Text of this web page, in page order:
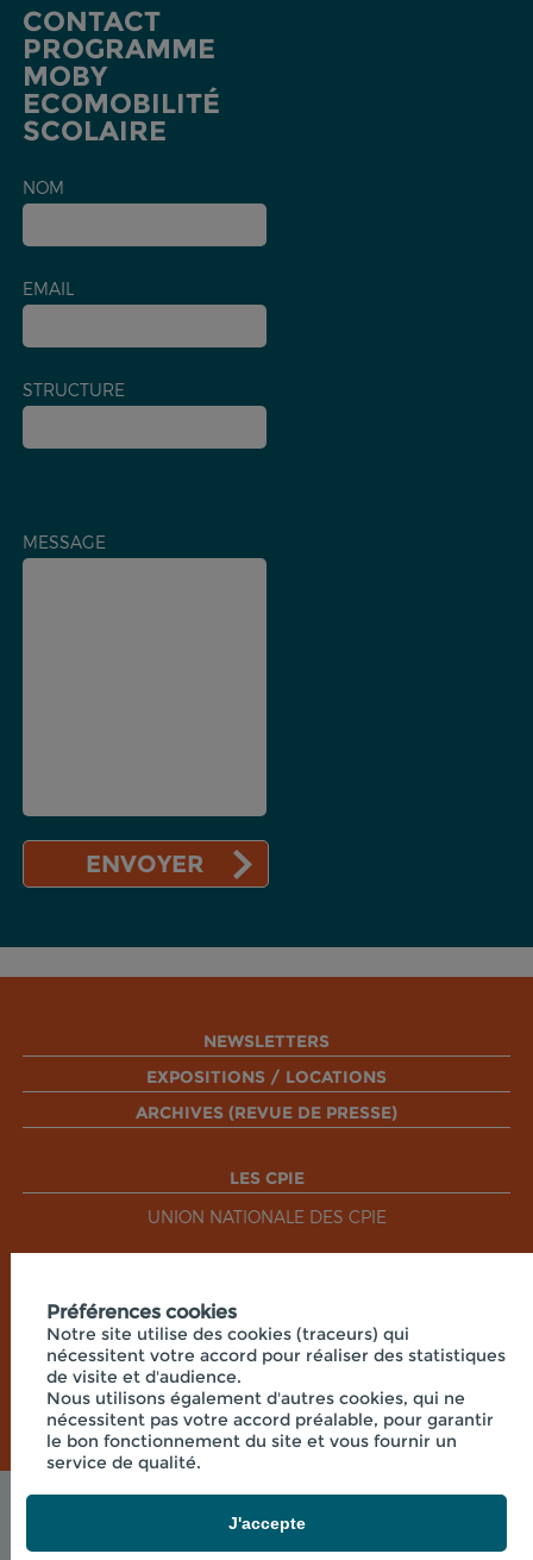
CONTACT
PROGRAMME
MOBY
ECOMOBILITÉ
SCOLAIRE
NOM
EMAIL
STRUCTURE
MESSAGE
NEWSLETTERS
EXPOSITIONS / LOCATIONS
ARCHIVES (REVUE DE PRESSE)
LES CPIE
UNION NATIONALE DES CPIE
RÉSEAUX SOCIAUX
Mentions légales
© 2026 - CPIE PAYS DE BOURGOGNE - PRÉ OUCHE
Préférences cookies
Notre site utilise des cookies (traceurs) qui
nécessitent votre accord pour réaliser des statistiques
de visite et d'audience.
Nous utilisons également d'autres cookies, qui ne
nécessitent pas votre accord préalable, pour garantir
le bon fonctionnement du site et vous fournir un
service de qualité.
J'accepte